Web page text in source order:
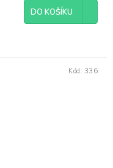
DO KOŠÍKU
Kód: 336